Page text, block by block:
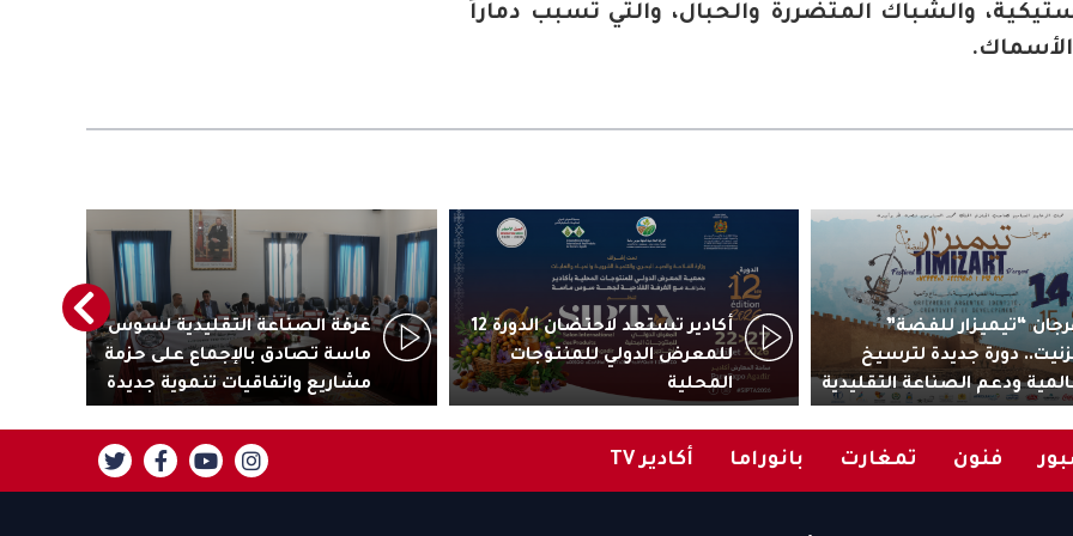
والشباك المتضررة والحبال، والتي تسبب دماراً
“تيميزار للفضة”
دورة جديدة لترسيخ
ودعم الصناعة التقليدية
أكادير تستعد لاحتضان الدورة 12
للمعرض الدولي للمنتوجات
المحلية
غرفة الصناعة التقليدية لسوس
ماسة تصادق بالإجماع على حزمة
مشاريع واتفاقيات تنموية جديدة
فنون تمغارت بانوراما أكادير TV